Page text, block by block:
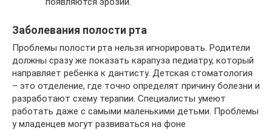
Заболевания полости рта
Проблемы полости рта нельзя игнорировать. Родители
должны сразу же показать карапуза педиатру, который
направляет ребенка к дантисту. Детская стоматология
– это отделение, где точно определят причину болезни и
разработают схему терапии. Специалисты умеют
работать даже с самыми маленькими детьми. Проблемы
у младенцев могут развиваться на фоне